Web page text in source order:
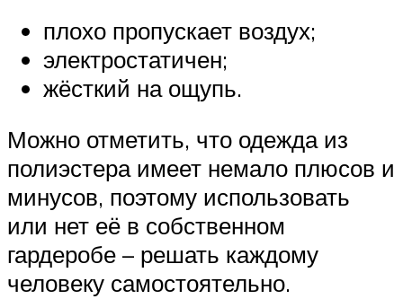
плохо пропускает воздух;
электростатичен;
жёсткий на ощупь.
Можно отметить, что одежда из
полиэстера имеет немало плюсов и
минусов, поэтому использовать
или нет её в собственном
гардеробе – решать каждому
человеку самостоятельно.